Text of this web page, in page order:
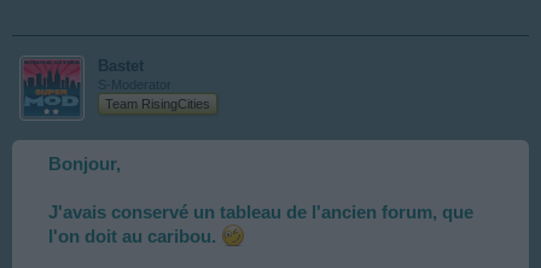
Bastet
S-Moderator
Team RisingCities
Bonjour,
J'avais conservé un tableau de l'ancien forum, que
l'on doit au caribou.